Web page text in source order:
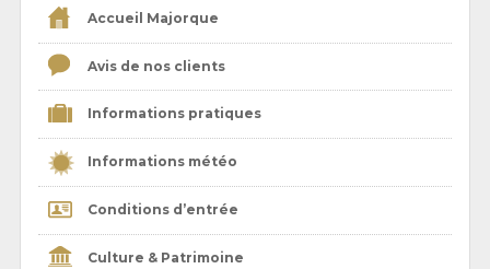
Accueil Majorque
Avis de nos clients
Informations pratiques
Informations météo
Conditions d’entrée
Culture & Patrimoine